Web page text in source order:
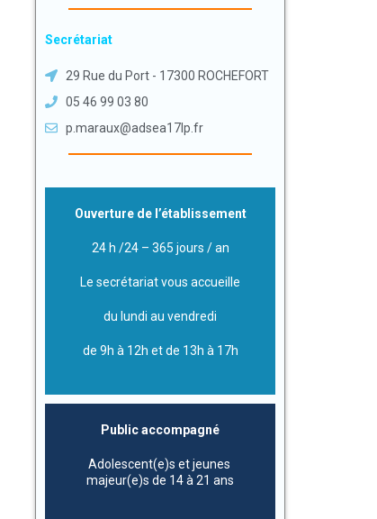
Secrétariat
29 Rue du Port - 17300 ROCHEFORT
05 46 99 03 80
p.maraux@adsea17lp.fr
Ouverture de l’établissement
24 h /24 – 365 jours / an
Le secrétariat vous accueille
du lundi au vendredi
de 9h à 12h et de 13h à 17h
Public accompagné
Adolescent(e)s et jeunes
majeur(e)s de 14 à 21 ans